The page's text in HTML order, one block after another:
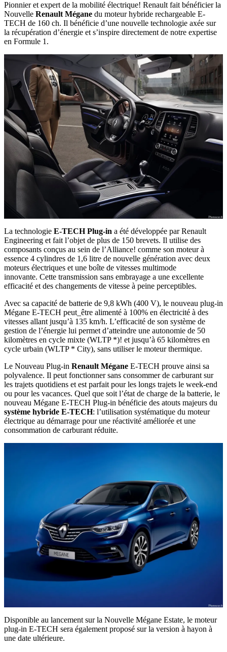
Pionnier et expert de la mobilité électrique! Renault fait bénéficier la
Nouvelle Renault Mégane du moteur hybride rechargeable E-
TECH de 160 ch. Il bénéficie d’une nouvelle technologie axée sur
la récupération d’énergie et s’inspire directement de notre expertise
en Formule 1.
La technologie E-TECH Plug-in a été développée par Renault
Engineering et fait l’objet de plus de 150 brevets. Il utilise des
composants conçus au sein de l’Alliance! comme son moteur à
essence 4 cylindres de 1,6 litre de nouvelle génération avec deux
moteurs électriques et une boîte de vitesses multimode
innovante. Cette transmission sans embrayage a une excellente
efficacité et des changements de vitesse à peine perceptibles.
Avec sa capacité de batterie de 9,8 kWh (400 V), le nouveau plug-in
Mégane E-TECH peut_être alimenté à 100% en électricité à des
vitesses allant jusqu’à 135 km/h. L’efficacité de son système de
gestion de l’énergie lui permet d’atteindre une autonomie de 50
kilomètres en cycle mixte (WLTP *)! et jusqu’à 65 kilomètres en
cycle urbain (WLTP * City), sans utiliser le moteur thermique.
Le Nouveau Plug-in Renault Mégane E-TECH prouve ainsi sa
polyvalence. Il peut fonctionner sans consommer de carburant sur
les trajets quotidiens et est parfait pour les longs trajets le week-end
ou pour les vacances. Quel que soit l’état de charge de la batterie, le
nouveau Mégane E-TECH Plug-in bénéficie des atouts majeurs du
système hybride E-TECH: l’utilisation systématique du moteur
électrique au démarrage pour une réactivité améliorée et une
consommation de carburant réduite.
Disponible au lancement sur la Nouvelle Mégane Estate, le moteur
plug-in E-TECH sera également proposé sur la version à hayon à
une date ultérieure.